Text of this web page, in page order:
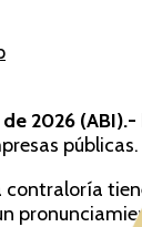
2026 (ABI).-
públicas.
contraloría